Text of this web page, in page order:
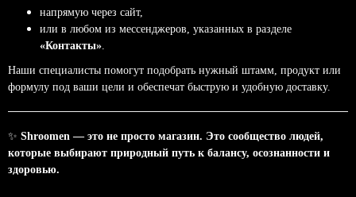
напрямую через сайт,
или в любом из мессенджеров, указанных в разделе
«Контакты».
Наши специалисты помогут подобрать нужный штамм, продукт или
формулу под ваши цели и обеспечат быструю и удобную доставку.
✨ Shroomen — это не просто магазин. Это сообщество людей,
которые выбирают природный путь к балансу, осознанности и
здоровью.